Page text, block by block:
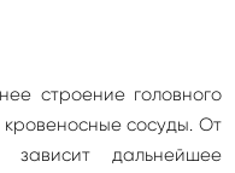
строение головного
кровеносные сосуды. От
дальнейшее